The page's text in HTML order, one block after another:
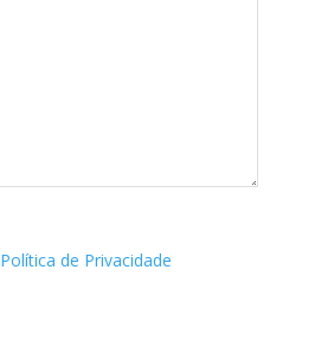
Política de Privacidade